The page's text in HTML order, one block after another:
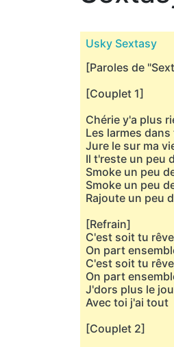
Usky Sextasy
[Paroles de
[Couplet 1]
Chérie y'a plus
Les larmes
Jure le sur ma
Il t'reste un peu
Smoke un peu
Smoke un peu
Rajoute un peu
[Refrain]
C'est soit tu
On part
C'est soit tu
On part
J'dors plus le
Avec toi j'ai tout
[Couplet 2]